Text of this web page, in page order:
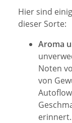
Hier sind
dieser Sorte:
Aroma
Noten
von
erinnert.